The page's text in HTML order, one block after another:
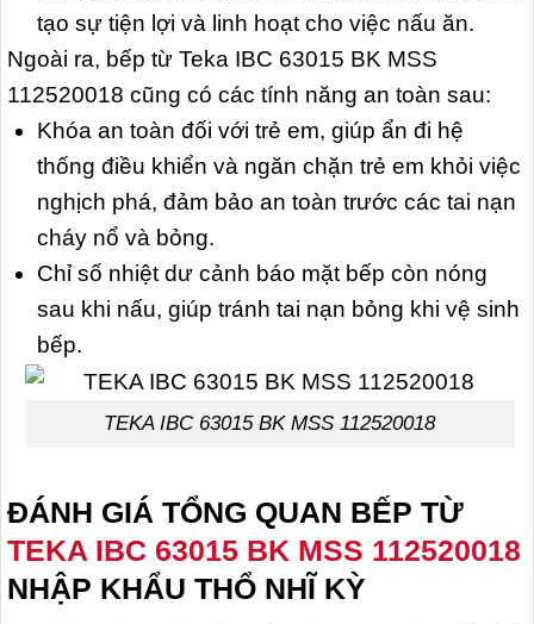
tạo sự tiện lợi và linh hoạt cho việc nấu ăn.
Ngoài ra, bếp từ Teka IBC 63015 BK MSS
112520018 cũng có các tính năng an toàn sau:
Khóa an toàn đối với trẻ em, giúp ẩn đi hệ
thống điều khiển và ngăn chặn trẻ em khỏi việc
nghịch phá, đảm bảo an toàn trước các tai nạn
cháy nổ và bỏng.
Chỉ số nhiệt dư cảnh báo mặt bếp còn nóng
sau khi nấu, giúp tránh tai nạn bỏng khi vệ sinh
bếp.
TEKA IBC 63015 BK MSS 112520018
ĐÁNH GIÁ TỔNG QUAN BẾP TỪ
TEKA IBC 63015 BK MSS 112520018
NHẬP KHẨU THỔ NHĨ KỲ